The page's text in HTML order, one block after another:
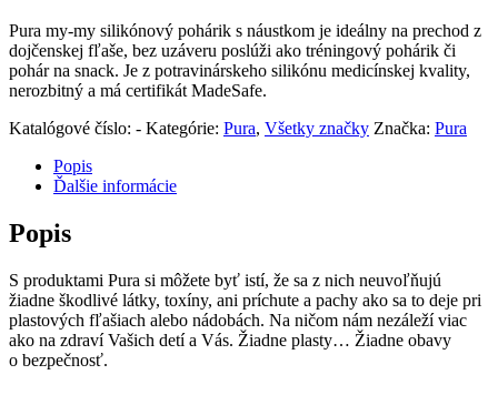
Pura my-my silikónový pohárik s náustkom je ideálny na prechod z
dojčenskej fľaše, bez uzáveru poslúži ako tréningový pohárik či
pohár na snack. Je z potravinárskeho silikónu medicínskej kvality,
nerozbitný a má certifikát MadeSafe.
Katalógové číslo: - Kategórie: Pura, Všetky značky Značka: Pura
Popis
Ďalšie informácie
Popis
S produktami Pura si môžete byť istí, že sa z nich neuvoľňujú
žiadne škodlivé látky, toxíny, ani príchute a pachy ako sa to deje pri
plastových fľašiach alebo nádobách. Na ničom nám nezáleží viac
ako na zdraví Vašich detí a Vás. Žiadne plasty… Žiadne obavy
o bezpečnosť.